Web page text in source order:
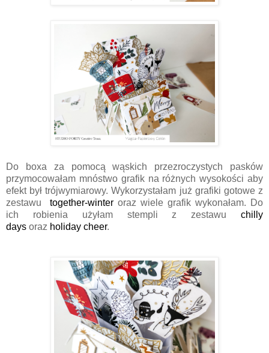
Do boxa za pomocą wąskich przezroczystych pasków
przymocowałam mnóstwo grafik na różnych wysokości aby
efekt był trójwymiarowy. Wykorzystałam już grafiki gotowe z
zestawu
together-winter oraz wiele grafik wykonałam. Do
ich robienia użyłam stempli z zestawu chilly
days oraz holiday cheer.